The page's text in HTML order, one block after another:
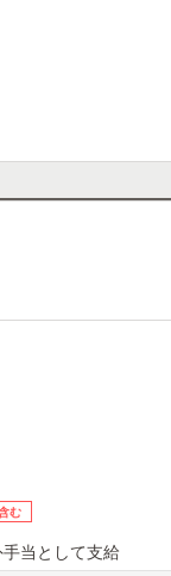
む
当として支給